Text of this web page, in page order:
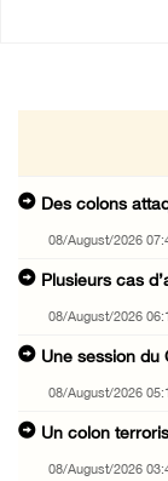
Des colons
08/August/2026
Plusieurs cas
08/August/2026
Une session du
08/August/2026
Un colon
08/August/2026